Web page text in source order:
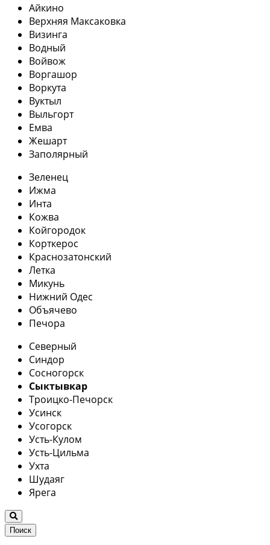
Айкино
Верхняя Максаковка
Визинга
Водный
Войвож
Воргашор
Воркута
Вуктыл
Выльгорт
Емва
Жешарт
Заполярный
Зеленец
Ижма
Инта
Кожва
Койгородок
Корткерос
Краснозатонский
Летка
Микунь
Нижний Одес
Объячево
Печора
Северный
Синдор
Сосногорск
Сыктывкар
Троицко-Печорск
Усинск
Усогорск
Усть-Кулом
Усть-Цильма
Ухта
Шудаяг
Ярега
Поиск